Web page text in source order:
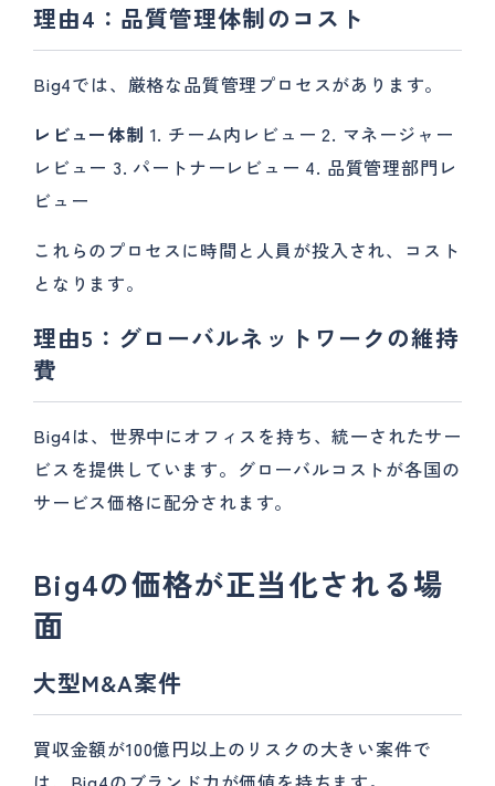
理由4：品質管理体制のコスト
Big4では、厳格な品質管理プロセスがあります。
レビュー体制 1. チーム内レビュー 2. マネージャー
レビュー 3. パートナーレビュー 4. 品質管理部門レ
ビュー
これらのプロセスに時間と人員が投入され、コスト
となります。
理由5：グローバルネットワークの維持
費
Big4は、世界中にオフィスを持ち、統一されたサー
ビスを提供しています。グローバルコストが各国の
サービス価格に配分されます。
Big4の価格が正当化される場
面
大型M&A案件
買収金額が100億円以上のリスクの大きい案件で